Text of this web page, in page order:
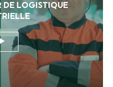
DE LOGISTIQUE